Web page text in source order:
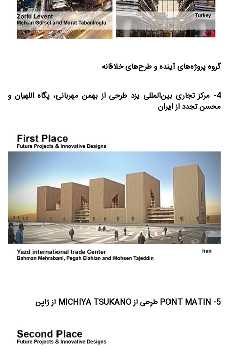
گروه پروژه‌های آینده و طرح‌های خلاقانه
4- مرکز تجاری بین‌المللی یزد طرحی از بهمن مهربانی، پگاه اللهیان و
محسن تجدد از ایران
5- PONT MATIN طرحی از MICHIYA TSUKANO از ژاپن